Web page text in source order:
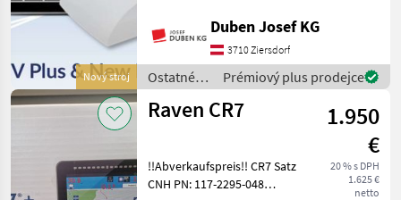
Ostatne
Traktorove
Sledovacie
Systemy
Gps
VYBRAT
KATEGORII
Nový stroj
für CNH-Traktoren mit
Lenksystemvorbereitung.
Unser Verkaufsteam ze
Duben Josef KG
3710 Ziersdorf
Ostatné
traktorové
komponenty
Prémiový plus prodejce
Raven CR7
1.950
€
20 % s DPH
1.625 €
netto
!!Abverkaufspreis!! CR7 Satz
CNH PN: 117-2295-048